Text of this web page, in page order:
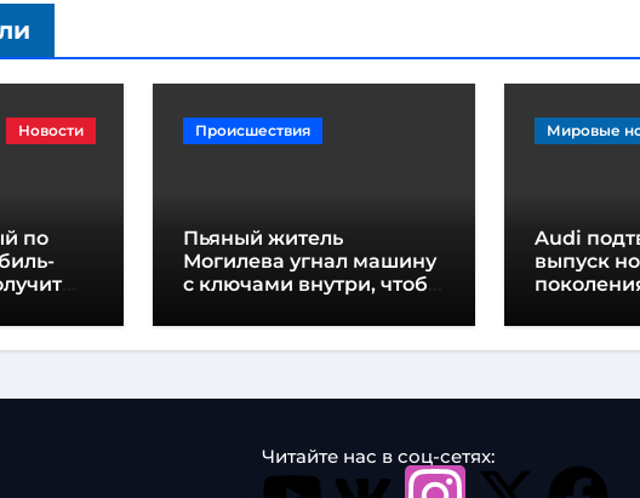
Новости
по
Происшествия
Пьяный житель
Могилева угнал машину
с ключами внутри, чтобы
Мировые
Audi
выпуск
Читайте нас в соц-сетях: